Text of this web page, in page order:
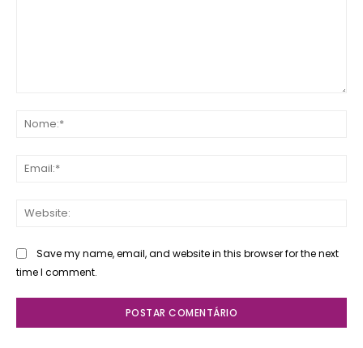
Save my name, email, and website in this browser for the next
time I comment.